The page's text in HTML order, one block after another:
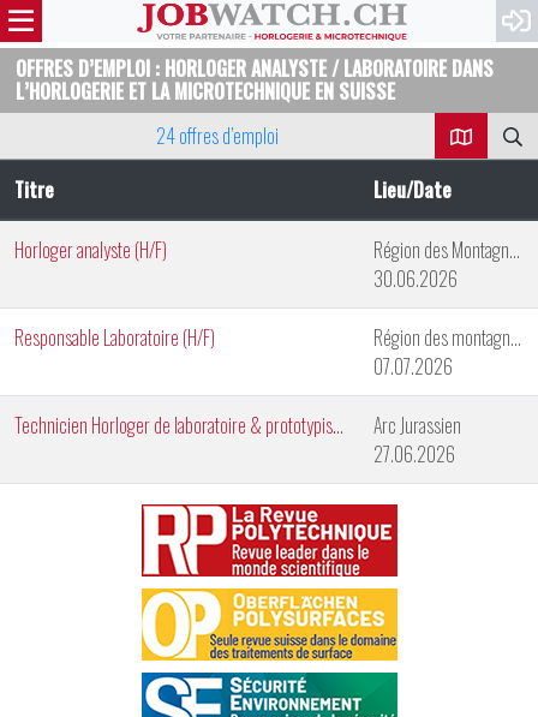
OFFRES D’EMPLOI : HORLOGER ANALYSTE / LABORATOIRE DANS
L’HORLOGERIE ET LA MICROTECHNIQUE EN SUISSE
24 offres d’emploi
Titre
Lieu/Date
Horloger analyste (H/F)
Région des Montagnes Neuchâteloises
30.06.2026
Responsable Laboratoire (H/F)
Région des montagnes neuchâteloises
07.07.2026
Technicien Horloger de laboratoire & prototypiste (H/F)
Arc Jurassien
27.06.2026